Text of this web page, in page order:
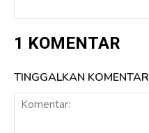
1 KOMENTAR
TINGGALKAN KOMENTAR